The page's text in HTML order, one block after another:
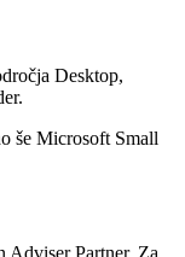
Desktop,
še Microsoft Small
Partner. Za